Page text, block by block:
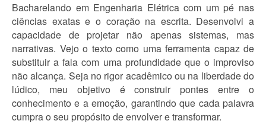
Bacharelando em Engenharia Elétrica com um pé nas
ciências exatas e o coração na escrita. Desenvolvi a
capacidade de projetar não apenas sistemas, mas
narrativas. Vejo o texto como uma ferramenta capaz de
substituir a fala com uma profundidade que o improviso
não alcança. Seja no rigor acadêmico ou na liberdade do
lúdico, meu objetivo é construir pontes entre o
conhecimento e a emoção, garantindo que cada palavra
cumpra o seu propósito de envolver e transformar.